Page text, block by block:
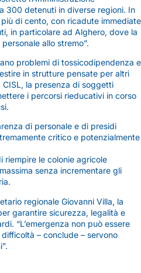
300 detenuti in diverse regioni. In
di cento, con ricadute immediate
in particolare ad Alghero, dove la
allo stremo”.
problemi di tossicodipendenza e
in strutture pensate per altri
la presenza di soggetti
i percorsi rieducativi in corso
di personale e di presidi
critico e potenzialmente
riempire le colonie agricole
senza incrementare gli
regionale Giovanni Villa, la
garantire sicurezza, legalità e
“L’emergenza non può essere
– conclude – servono